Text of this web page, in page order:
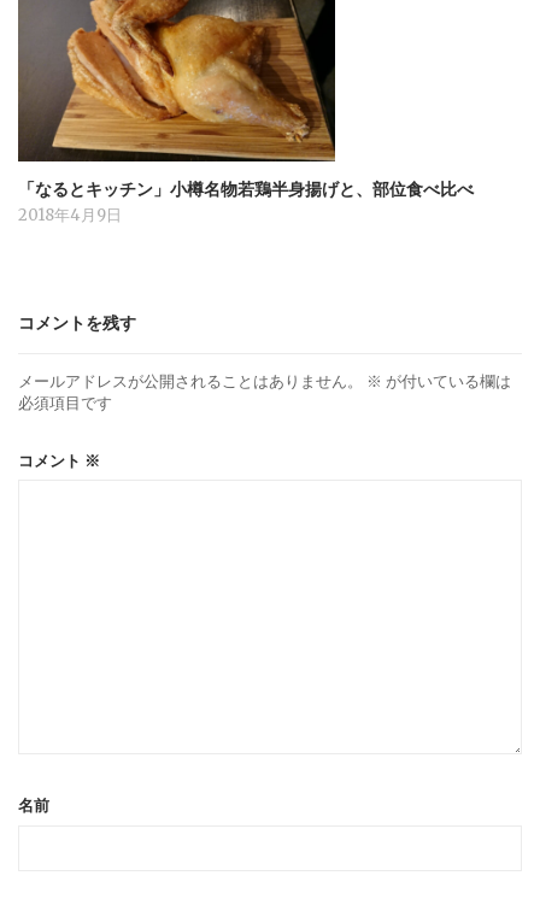
「なるとキッチン」小樽名物若鶏半身揚げと、部位食べ比べ
2018年4月9日
コメントを残す
メールアドレスが公開されることはありません。 ※ が付いている欄は
必須項目です
コメント ※
名前